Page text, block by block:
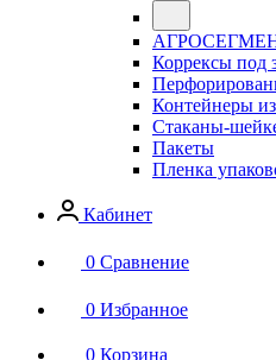
Коррексы под
Контейнеры
Стаканы-
Пакеты
Пленка
Кабинет
0 Сравнение
0 Избранное
0 Корзина